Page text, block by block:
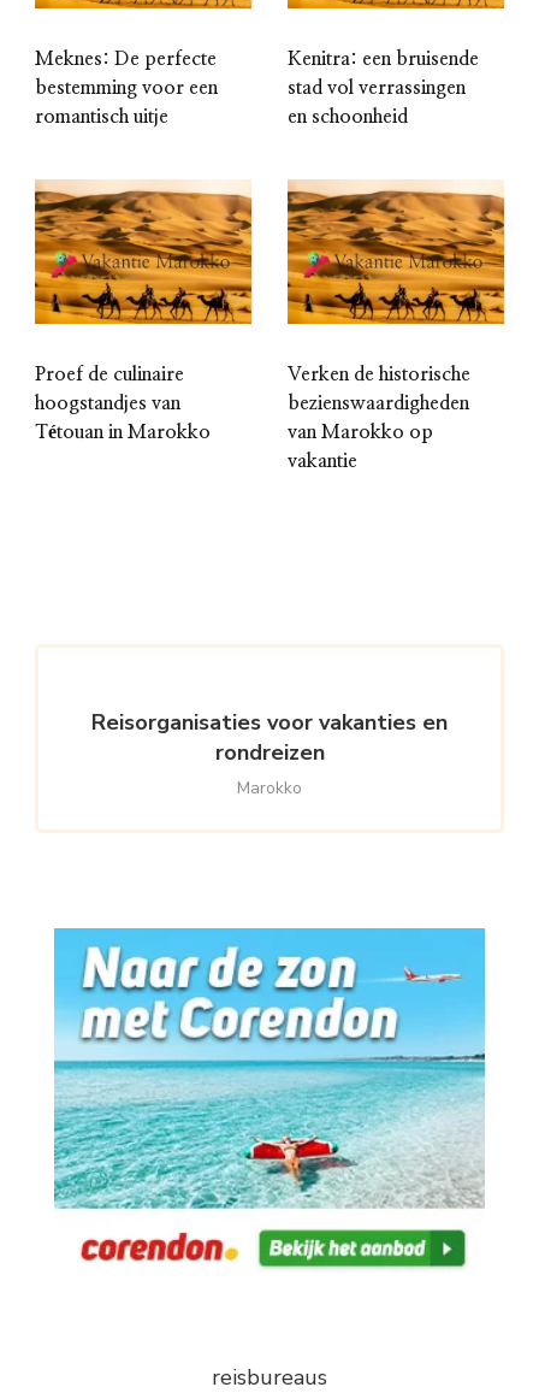
Meknes: De perfecte
bestemming voor een
romantisch uitje
Kenitra: een bruisende
stad vol verrassingen
en schoonheid
Proef de culinaire
hoogstandjes van
Tétouan in Marokko
Verken de historische
bezienswaardigheden
van Marokko op
vakantie
Reisorganisaties voor vakanties en
rondreizen
Marokko
reisbureaus